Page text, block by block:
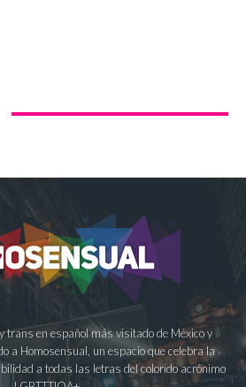
trans en español más visitado de México y
a Homosensual, un espacio que celebra la
a todas las letras del colorido acrónimo